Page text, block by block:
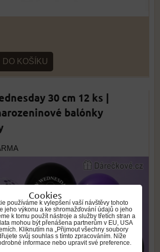
DO KOŠÍKU
30 cm 12 ks |
balónky
Cookies
používáme k vylepšení vaší návštěvy tohoto
jeho výkonu a ke shromažďování údajů o jeho
k tomu použít nástroje a služby třetích stran a
mohou být přenášena partnerům v EU, USA
Kliknutím na „Přijmout všechny soubory
svůj souhlas s tímto zpracováním. Níže
informace nebo upravit své preference.